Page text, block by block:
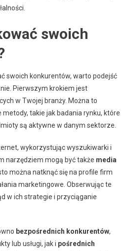
swoich
swoich konkurentów, warto podejść
Pierwszym krokiem jest
w Twojej branży. Można to
takie jak badania rynku, które
są aktywne w danym sektorze.
wykorzystując wyszukiwarki i
narzędziem mogą być także media
można natknąć się na profile firm
marketingowe. Obserwując te
w ich strategie i przyciąganie
bezpośrednich konkurentów,
lub usługi, jak i pośrednich